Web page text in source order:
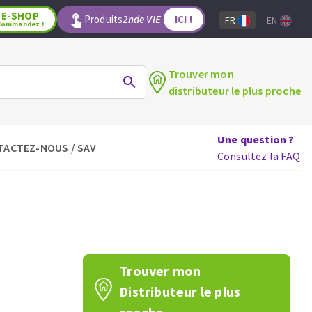
OUTILS POUR LE BOIS
Fraises carbure
Fers et plaquettes
Lames de scie à ruban
E-SHOP
! Produits2nde VIE ICI ! FR EN
Trouver mon
distributeur le plus proche
NOUS / SAV
Une question ?
Consultez la FAQ
Trouver mon
Distributeur le plus